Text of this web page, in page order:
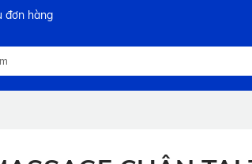
đơn hàng